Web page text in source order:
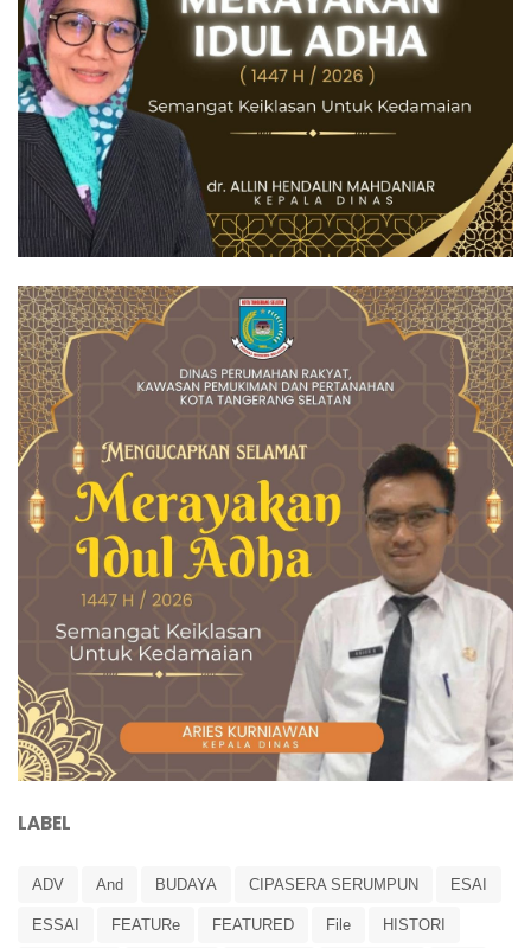
LABEL
ADV And BUDAYA CIPASERA SERUMPUN ESAI
ESSAI FEATURe FEATURED File HISTORI